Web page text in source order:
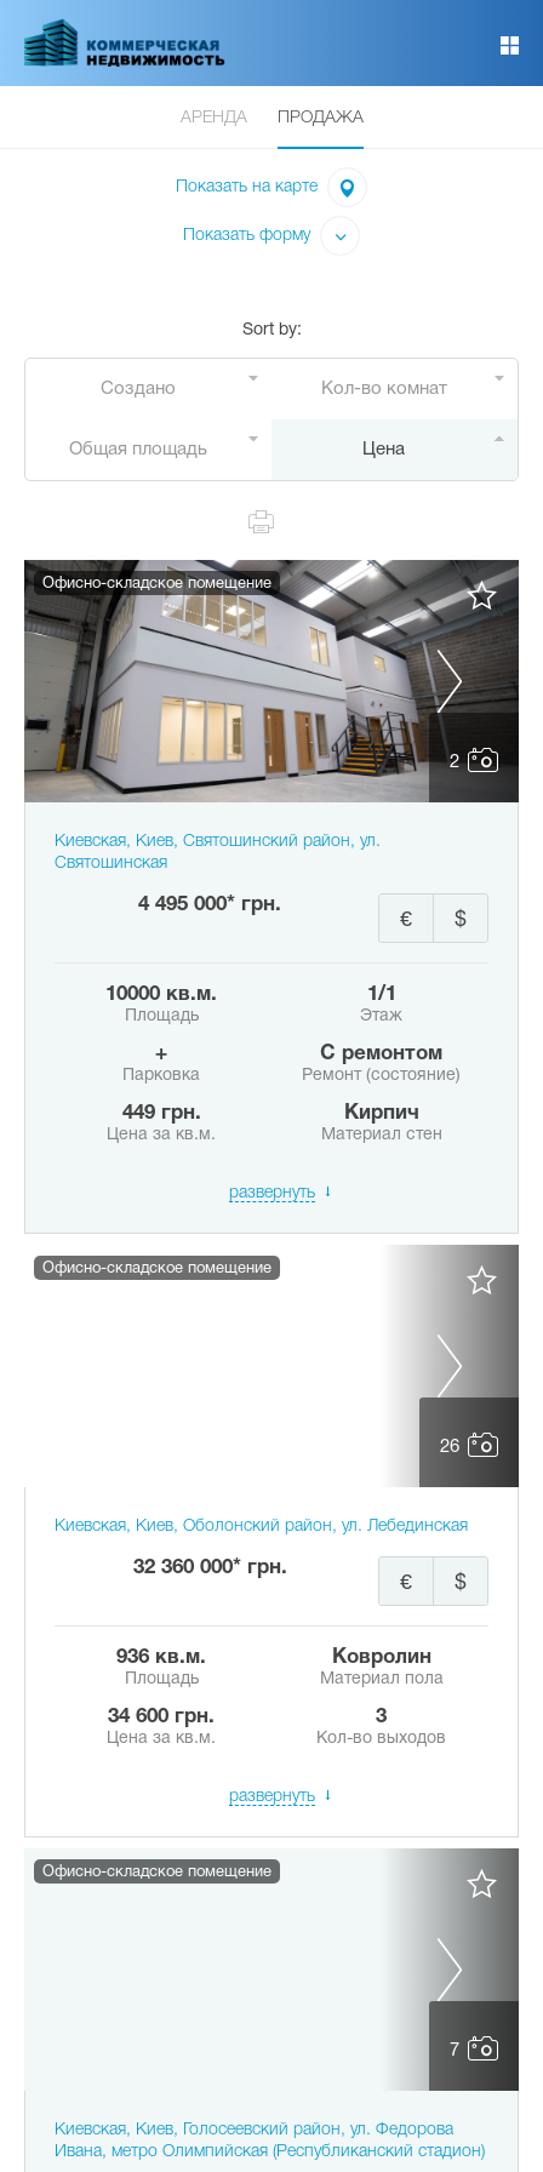
основному
АРЕНДА ПРОДАЖА
Показать на карте
Показать форму
Sort by:
Создано Кол-во комнат
Общая площадь Цена
2
Офисно-складское помещение
Киевская, Киев, Святошинский район, ул.
Святошинская
4 495 000* грн.
$
€
10000 кв.м.
Площадь
1/1
Этаж
+
Парковка
с ремонтом
Ремонт (состояние)
449 грн.
Цена за кв.м.
Кирпич
Материал стен
развернуть
26
Офисно-складское помещение
Киевская, Киев, Оболонский район, ул. Лебединская
32 360 000* грн.
$
€
936 кв.м.
Площадь
Ковролин
Материал пола
34 600 грн.
Цена за кв.м.
3
Кол-во выходов
развернуть
7
Офисно-складское помещение
Киевская, Киев, Голосеевский район, ул. Федорова
Ивана, метро Олимпийская (Республиканский стадион)